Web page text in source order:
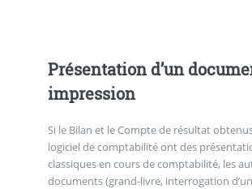
Présentation d’un
impression
Si le Bilan et le Compte de résultat
logiciel de comptabilité ont des
classiques en cours de comptabilité, les
documents (grand-livre, interrogation